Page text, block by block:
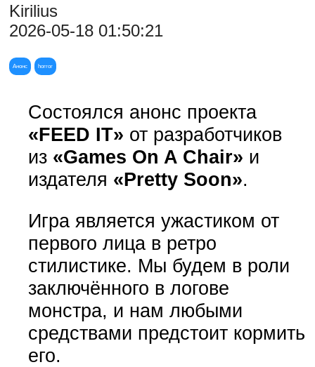
Kirilius
2026-05-18 01:50:21
Анонс horror
Состоялся анонс проекта
«FEED IT» от разработчиков
из «Games On A Chair» и
издателя «Pretty Soon».
Игра является ужастиком от
первого лица в ретро
стилистике. Мы будем в роли
заключённого в логове
монстра, и нам любыми
средствами предстоит кормить
его.